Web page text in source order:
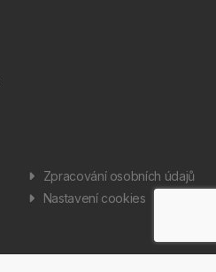
Zpracování osobních údajů
Nastavení cookies